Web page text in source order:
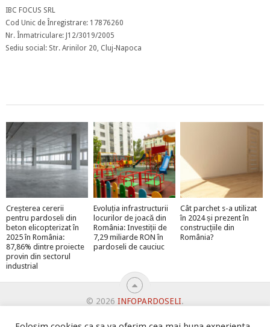
IBC FOCUS SRL
Cod Unic de Înregistrare: 17876260
Nr. Înmatriculare: J12/3019/2005
Sediu social: Str. Arinilor 20, Cluj-Napoca
Creșterea cererii
pentru pardoseli din
beton elicopterizat în
2025 în România:
87,86% dintre proiecte
provin din sectorul
industrial
Evoluția infrastructurii
locurilor de joacă din
România: Investiții de
7,29 miliarde RON în
pardoseli de cauciuc
Cât parchet s-a utilizat
în 2024 și prezent în
construcțiile din
România?
© 2026 INFOPARDOSELI.